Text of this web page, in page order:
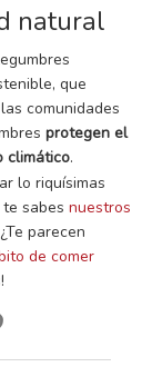
natural
que
comunidades
protegen el
climático.
lo riquísimas
sabes nuestros
parecen
de comer